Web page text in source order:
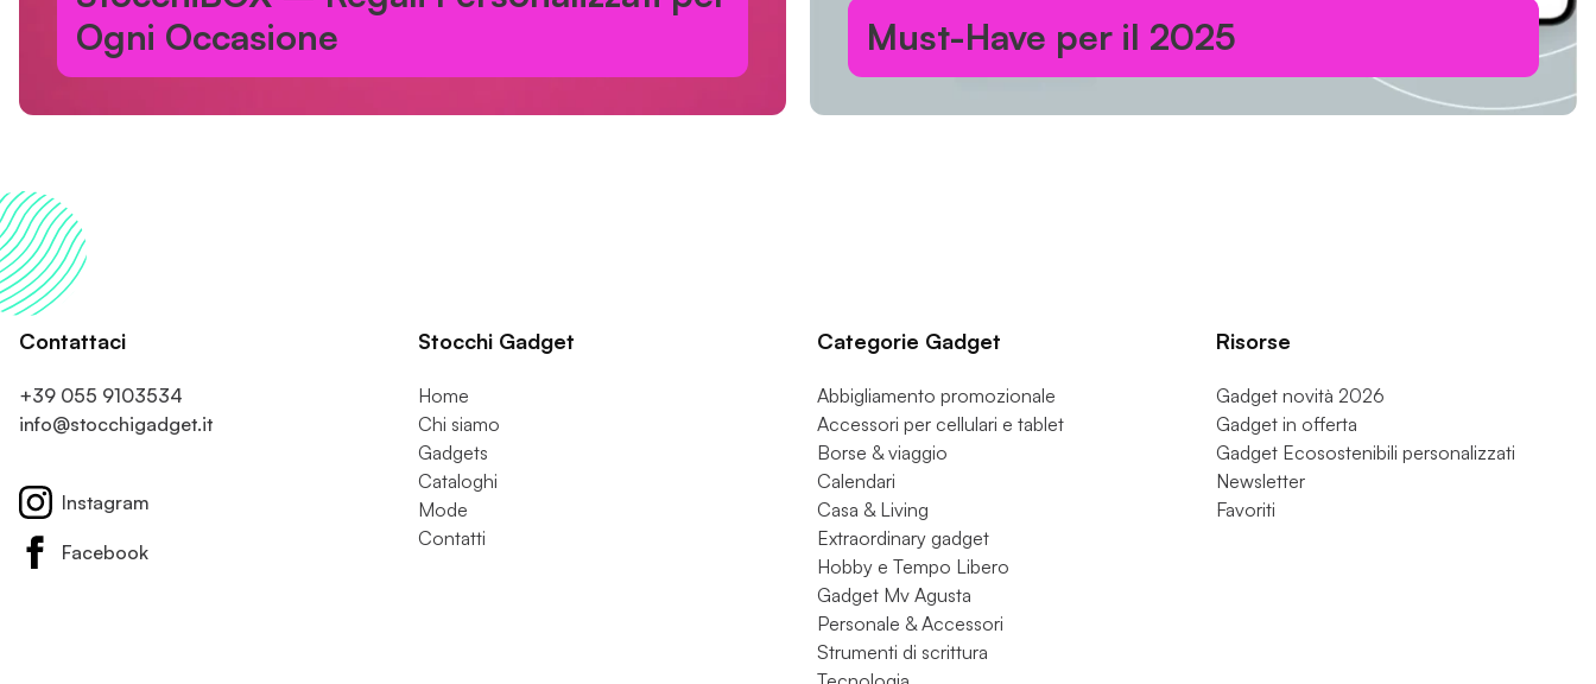
Ogni Occasione
Must-Have per il 2025
Contattaci
+39 055 9103534
info@stocchigadget.it
Instagram
Facebook
Stocchi Gadget
Home
Chi siamo
Gadgets
Cataloghi
Mode
Contatti
Categorie Gadget
Abbigliamento promozionale
Accessori per cellulari e tablet
Borse & viaggio
Calendari
Casa & Living
Extraordinary gadget
Hobby e Tempo Libero
Gadget Mv Agusta
Personale & Accessori
Strumenti di scrittura
Risorse
Gadget novità 2026
Gadget in offerta
Gadget Ecosostenibili personalizzati
Newsletter
Favoriti